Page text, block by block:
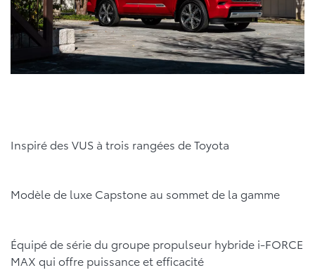
Inspiré des VUS à trois rangées de Toyota
Modèle de luxe Capstone au sommet de la gamme
Équipé de série du groupe propulseur hybride i-FORCE
MAX qui offre puissance et efficacité